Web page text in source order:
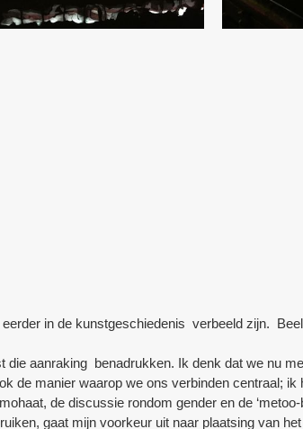
in de kunstgeschiedenis verbeeld zijn.
die aanraking benadrukken. Ik denk dat we nu
de manier waarop we ons verbinden centraal; ik
de discussie rondom gender en de ‘metoo-
gaat mijn voorkeur uit naar plaatsing van